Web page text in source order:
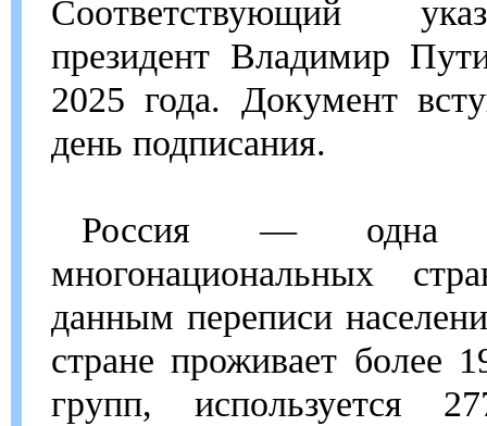
Соответствующий
президент Владимир
2025 года. Документ
день подписания.
Россия — одна
многонациональных
данным переписи
стране проживает более
групп, используется